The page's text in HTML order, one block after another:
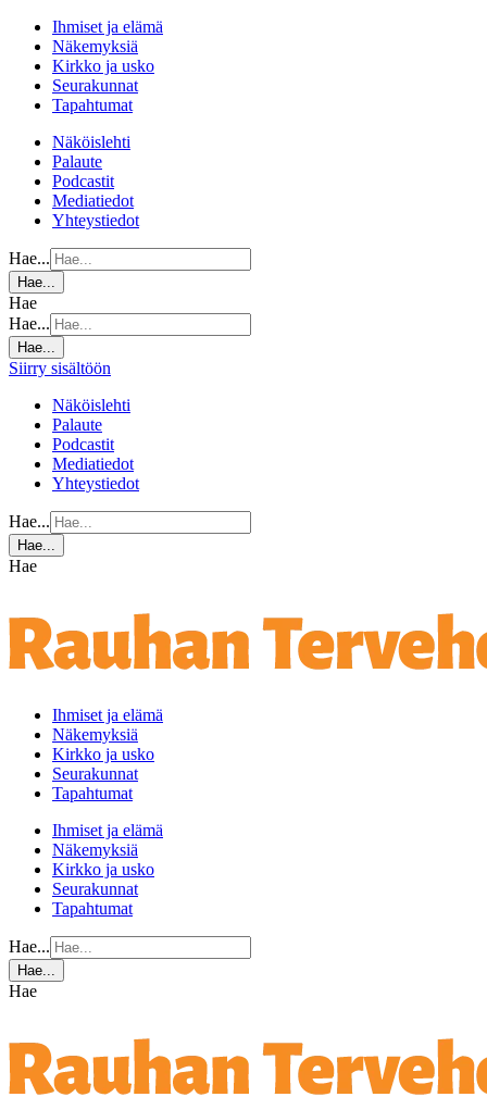
Ihmiset ja elämä
Näkemyksiä
Kirkko ja usko
Seurakunnat
Tapahtumat
Näköislehti
Palaute
Podcastit
Mediatiedot
Yhteystiedot
Hae...
Hae...
Hae
Hae...
Hae...
Siirry sisältöön
Näköislehti
Palaute
Podcastit
Mediatiedot
Yhteystiedot
Hae...
Hae...
Hae
Ihmiset ja elämä
Näkemyksiä
Kirkko ja usko
Seurakunnat
Tapahtumat
Ihmiset ja elämä
Näkemyksiä
Kirkko ja usko
Seurakunnat
Tapahtumat
Hae...
Hae...
Hae